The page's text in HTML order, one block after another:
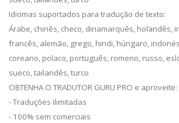
Idiomas suportados para tradução de texto:
Árabe, chinês, checo, dinamarquês, holandês,
francês, alemão, grego, hindi, húngaro,
coreano, polaco, português, romeno, russo,
sueco, tailandês, turco
OBTENHA O TRADUTOR GURU PRO e aproveite:
- Traduções ilimitadas
- 100% sem comerciais